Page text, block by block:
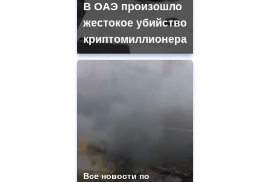
В ОАЭ произошло
жестокое убийство
криптомиллионера
Все новости по